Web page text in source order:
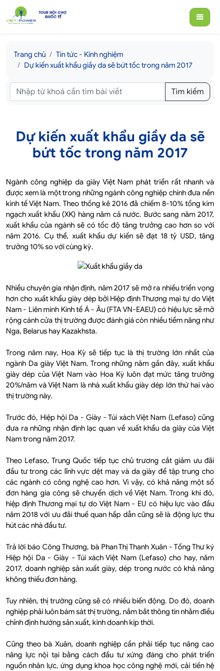
Trang chủ
Tin tức - Kinh nghiệm
Dự kiến xuất khẩu giầy da sẽ bứt tốc trong năm 2017
Tìm kiếm
Dự kiến xuất khẩu giầy da sẽ
bứt tốc trong năm 2017
Ngành công nghiệp da giày Việt Nam phát triển rất nhanh và
được xem là một trong những ngành công nghiệp chính đưa nền
kinh tế Việt Nam. Theo thống kê 2016 đã chiếm 8-10% tổng kim
ngạch xuất khẩu (XK) hàng năm cả nước. Bước sang năm 2017,
xuất khẩu của ngành sẽ có tốc độ tăng trưởng cao hơn so với
năm 2016. Cụ thể, xuất khẩu dự kiến sẽ đạt 18 tỷ USD, tăng
trưởng 10% so với cùng kỳ.
Nhiều chuyên gia nhận định, năm 2017 sẽ mở ra nhiều triển vọng
hơn cho xuất khẩu giày dép bởi Hiệp định Thương mại tự do Việt
Nam - Liên minh Kinh tế Á - Âu (FTA VN-EAEU) có hiệu lực sẽ mở
rộng cánh cửa thị trường được đánh giá còn nhiều tiềm năng như
Nga, Belarus hay Kazakhsta.
Trong năm nay, Hoa Kỳ sẽ tiếp tục là thị trường lớn nhất của
ngành Da giày Việt Nam. Trong những năm gần đây, xuất khẩu
giày dép của Việt Nam vào Hoa Kỳ luôn đạt mức tăng trưởng
20%/năm và Việt Nam là nhà xuất khẩu giày dép lớn thứ hai vào
thị trường này.
Trước đó, Hiệp hội Da - Giày - Túi xách Việt Nam (Lefaso) cũng
đưa ra những nhận định lạc quan về xuất khẩu da giày của Việt
Nam trong năm 2017.
Theo Lefaso, Trung Quốc tiếp tục chủ trương cắt giảm ưu đãi
đầu tư trong các lĩnh vực dệt may và da giày để tập trung cho
các ngành có công nghệ cao hơn. Vì vậy, có khả năng một số
đơn hàng gia công sẽ chuyển dịch về Việt Nam. Trong khi đó,
hiệp định Thương mại tự do Việt Nam - EU có hiệu lực vào đầu
năm 2018 với ưu đãi thuế quan hấp dẫn cũng sẽ là động lực thu
hút các nhà đầu tư.
Trả lời báo Công Thương, bà Phan Thị Thanh Xuân - Tổng Thư ký
Hiệp hội Da - Giày - Túi xách Việt Nam (Lefaso) cho hay, năm
2017, doanh nghiệp sản xuất giày, dép trong nước có khả năng
không thiếu đơn hàng.
Tuy nhiên, thị trường cũng sẽ có nhiều biến động. Do đó, doanh
nghiệp phải luôn bám sát thị trường, nắm bắt thông tin nhằm điều
chỉnh định hướng sản xuất, kinh doanh kịp thời.
Cũng theo bà Xuân, doanh nghiệp cần phải tiếp tục nâng cao
năng lực nội tại bằng cách đầu tư xứng đáng cho phát triển
nguồn nhân lực, ứng dụng khoa học công nghệ mới, cải tiến hệ